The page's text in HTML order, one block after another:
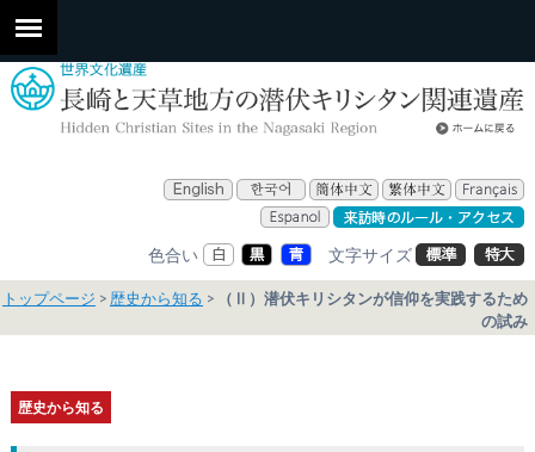
色合い 文字サイズ
トップページ 歴史から知る
（Ⅱ）潜伏キリシタンが信仰を実践するため
の試み
歴史から知る